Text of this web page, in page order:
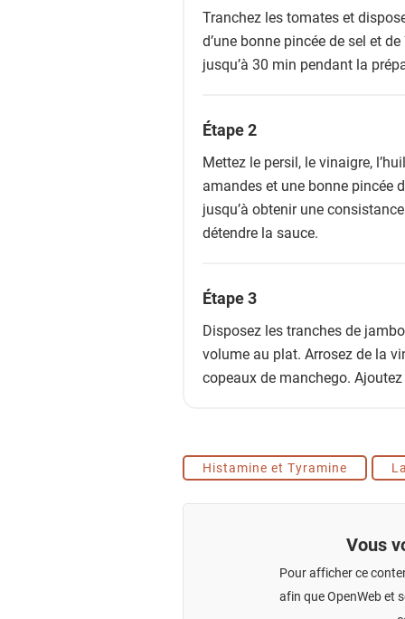
Tranchez les tomates et
d’une bonne pincée de sel et
jusqu’à 30 min pendant la
Étape 2
Mettez le persil, le vinaigre,
amandes et une bonne pincée
jusqu’à obtenir une
détendre la sauce.
Étape 3
Disposez les tranches de
volume au plat. Arrosez de la
copeaux de manchego.
Histamine et Tyramine
Vous
Pour afficher ce
afin que OpenWeb et